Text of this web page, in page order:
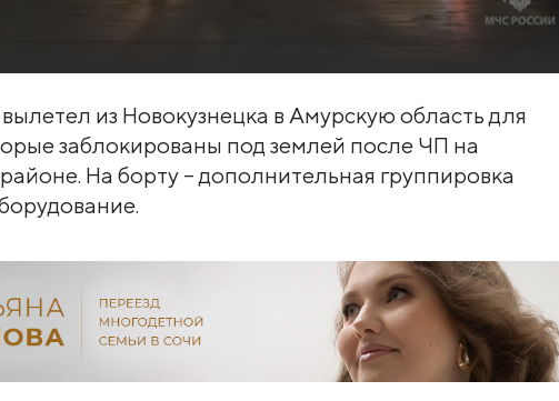
из Новокузнецка в Амурскую область для
заблокированы под землей после ЧП на
На борту – дополнительная группировка